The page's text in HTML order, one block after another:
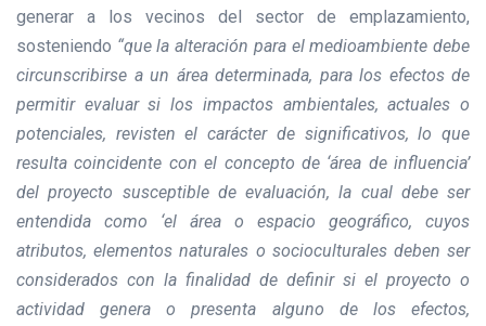
generar a los vecinos del sector de emplazamiento,
sosteniendo “que la alteración para el medioambiente debe
circunscribirse a un área determinada, para los efectos de
permitir evaluar si los impactos ambientales, actuales o
potenciales, revisten el carácter de significativos, lo que
resulta coincidente con el concepto de ‘área de influencia’
del proyecto susceptible de evaluación, la cual debe ser
entendida como ‘el área o espacio geográfico, cuyos
atributos, elementos naturales o socioculturales deben ser
considerados con la finalidad de definir si el proyecto o
actividad genera o presenta alguno de los efectos,